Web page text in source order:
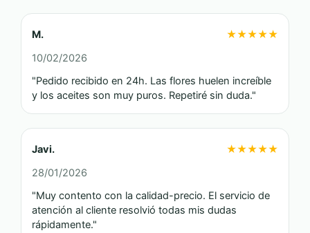
M.
★★★★★
10/02/2026
"Pedido recibido en 24h. Las flores huelen increíble
y los aceites son muy puros. Repetiré sin duda."
Javi.
★★★★★
28/01/2026
"Muy contento con la calidad-precio. El servicio de
atención al cliente resolvió todas mis dudas
rápidamente."